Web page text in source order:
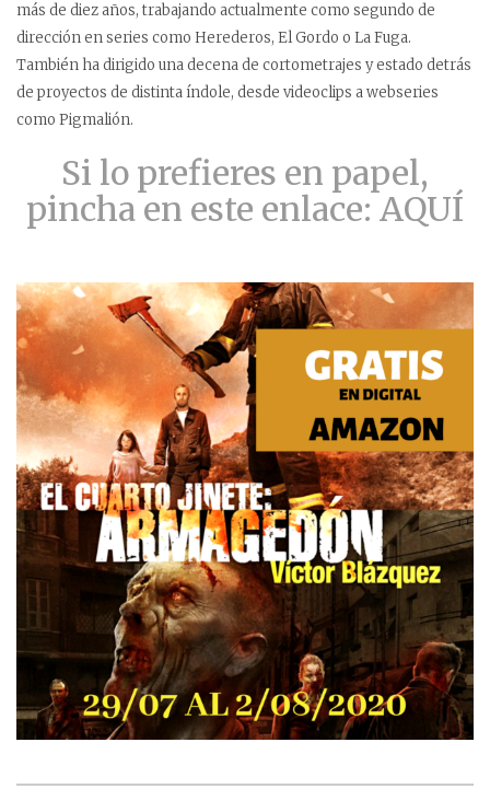
más de diez años, trabajando actualmente como segundo de
dirección en series como Herederos, El Gordo o La Fuga.
También ha dirigido una decena de cortometrajes y estado detrás
de proyectos de distinta índole, desde videoclips a webseries
como Pigmalión.
Si lo prefieres en papel,
pincha en este enlace: AQUÍ